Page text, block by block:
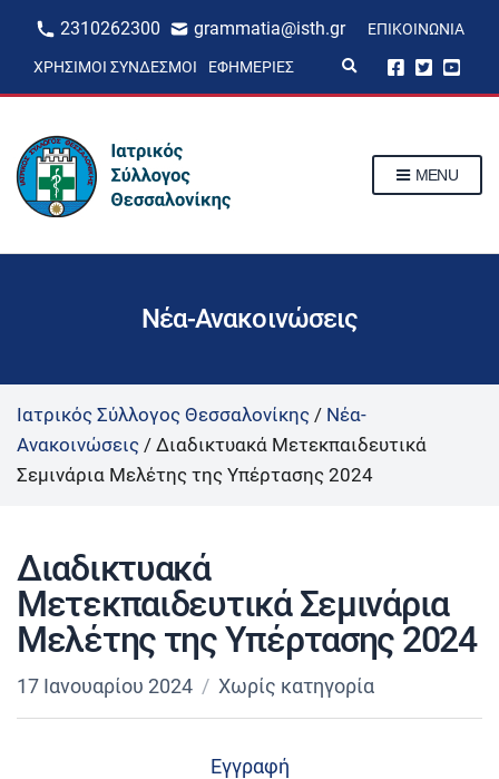
2310262300 grammatia@isth.gr ΕΠΙΚΟΙΝΩΝΊΑ
ΧΡΉΣΙΜΟΙ ΣΎΝΔΕΣΜΟΙ ΕΦΗΜΕΡΊΕΣ
p
m
MENU
Νέα-Ανακοινώσεις
Ιατρικός Σύλλογος Θεσσαλονίκης / Νέα-
Ανακοινώσεις / Διαδικτυακά Μετεκπαιδευτικά
Σεμινάρια Μελέτης της Υπέρτασης 2024
Διαδικτυακά
Μετεκπαιδευτικά Σεμινάρια
Μελέτης της Υπέρτασης 2024
17 Ιανουαρίου 2024 Χωρίς κατηγορία
Εγγραφή